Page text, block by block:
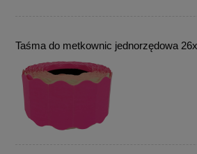
Taśma do metkownic jednorzędowa